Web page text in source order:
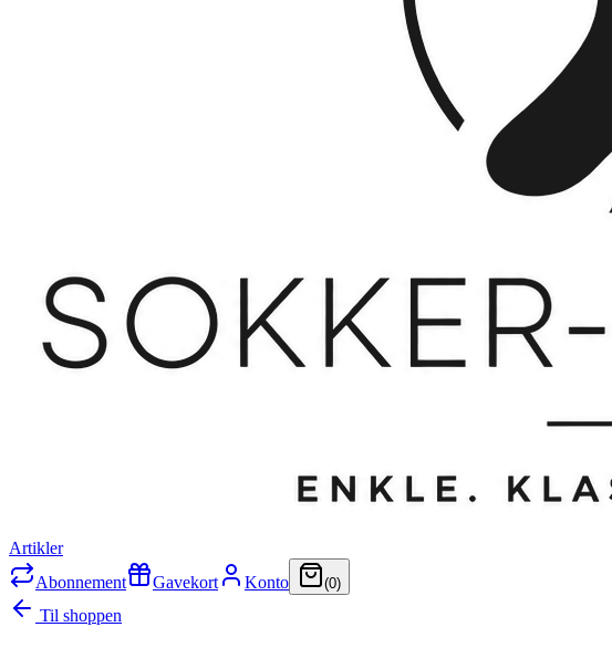
Artikler
Abonnement
Gavekort Konto (0)
Til shoppen